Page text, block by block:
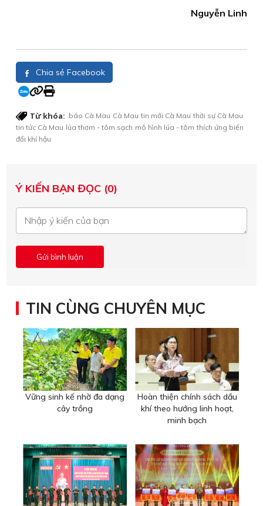
Nguyễn Linh
Chia sẻ Facebook
Từ khóa: báo Cà Mau Cà Mau tin mới Cà Mau thời sự Cà Mau
tin tức Cà Mau lúa thơm - tôm sạch mô hình lúa - tôm thích ứng biến
đổi khí hậu
Ý KIẾN BẠN ĐỌC (0)
TIN CÙNG CHUYÊN MỤC
Vững sinh kế nhờ đa dạng
cây trồng
Hoàn thiện chính sách dầu
khí theo hướng linh hoạt,
minh bạch